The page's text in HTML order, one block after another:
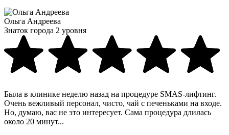
Ольга Андреева
Знаток города 2 уровня
Была в клинике неделю назад на процедуре SMAS-лифтинг.
Очень вежливый персонал, чисто, чай с печеньками на входе.
Но, думаю, вас не это интересует. Сама процедура длилась
около 20 минут...